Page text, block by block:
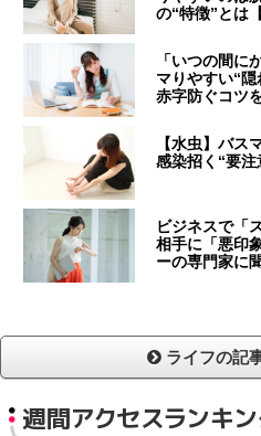
の“特徴”とは
「いつの間
マりやすい“
赤字防ぐコツ
【水虫】バ
感染招く“要
ビジネスで「
相手に「悪印
ーの専門家に
ライフの記
週間アクセスランキ